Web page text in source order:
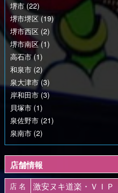
堺市 (22)
堺市堺区 (19)
堺市西区 (2)
堺市南区 (1)
高石市 (1)
和泉市 (2)
泉大津市 (3)
岸和田市 (3)
貝塚市 (1)
泉佐野市 (21)
泉南市 (2)
店舗情報
店 名 激安ヌキ道楽・ＶＩＰ